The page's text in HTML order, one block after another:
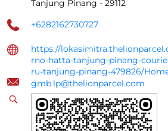
Tanjung Pinang - 29112
+6282162730727
https://
rno-hatta-tanjung-pinang-
ru-tanjung-pinang-479826/
gmb.lp@thelionparcel.com